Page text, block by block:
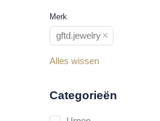
Merk
gftd.jewelry×
Alles wissen
Categorieën